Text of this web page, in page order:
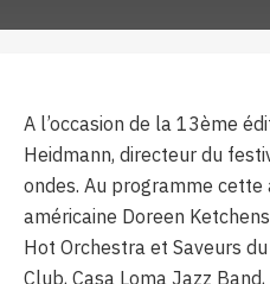
A l’occasion de la 13ème
Heidmann, directeur du
ondes. Au programme
américaine Doreen
Hot Orchestra et Saveurs
Club, Casa Loma Jazz